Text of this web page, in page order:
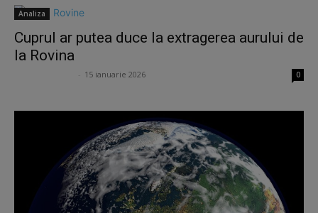
Analiza
Cuprul ar putea duce la extragerea aurului de
la Rovina
15 ianuarie 2026 0